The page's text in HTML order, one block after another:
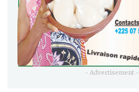
- Advertisement -